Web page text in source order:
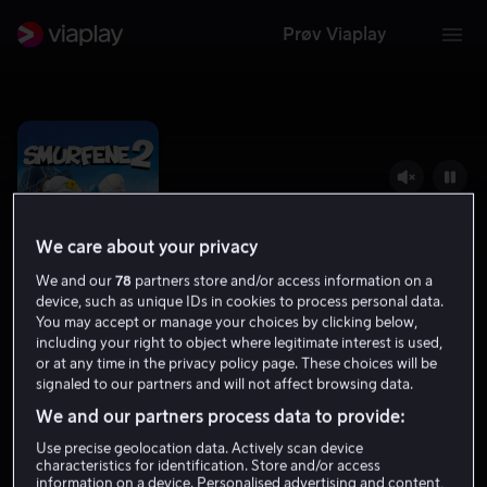
Prøv Viaplay
Smurfene 2
5.3 2013 1 t 40 min
Tillatt for alle
HD
We care about your privacy
We and our78 partners store and/or access information on a
device, such as unique IDs in cookies to process personal data.
You may accept or manage your choices by clicking below,
including your right to object where legitimate interest is used,
or at any time in the privacy policy page. These choices will be
signaled to our partners and will not affect browsing data.
We and our partners process data to provide:
Use precise geolocation data. Actively scan device
characteristics for identification. Store and/or access
information on a device. Personalised advertising and content,